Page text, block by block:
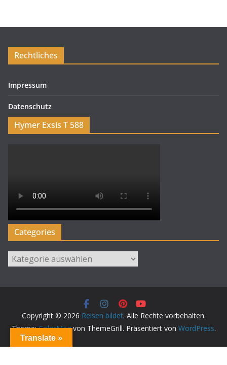
Rechtliches
Impressum
Datenschutz
Hymer Exsis T 588
Categories
Categories
Copyright © 2026 Reisen bildet. Alle Rechte vorbehalten.
Theme:ColorMagvon ThemeGrill. Präsentiert von WordPress.
Translate »